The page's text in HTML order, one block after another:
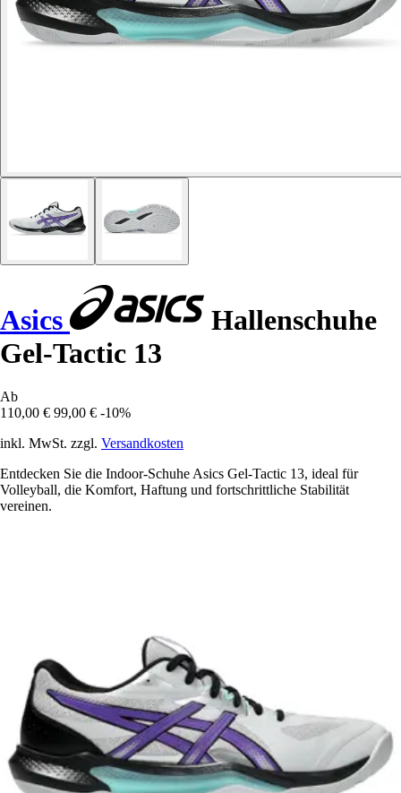
Asics
Hallenschuhe
Gel-Tactic 13
Ab
110,00 € 99,00 € -10%
inkl. MwSt. zzgl. Versandkosten
Entdecken Sie die Indoor-Schuhe Asics Gel-Tactic 13, ideal für
Volleyball, die Komfort, Haftung und fortschrittliche Stabilität
vereinen.